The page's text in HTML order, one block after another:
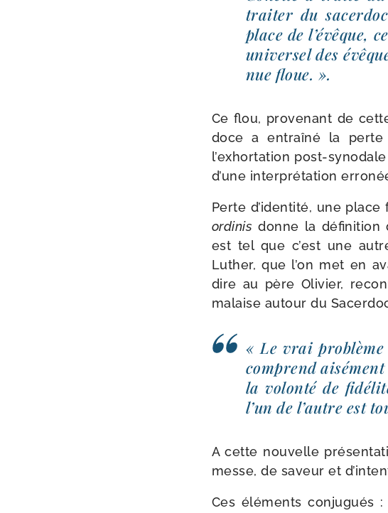
trai­ter du
place de l’évêque,
uni­ver­sel des
nue floue. ».
Ce flou, pro­ve­nant de
doce a entraî­né la perte
l’exhortation post-​
d’une inter­pré­ta­tion
Perte d’identité, une
ordi­nis donne la défi­ni­tion
est tel que c’est une
Luther, que l’on met en
dire au père Olivier,
malaise autour du
« Le vrai pro­blème
com­prend
la volon­té de
l’un de l’autre est
A cette nou­velle
messe, de saveur et
Ces élé­ments conju­gués